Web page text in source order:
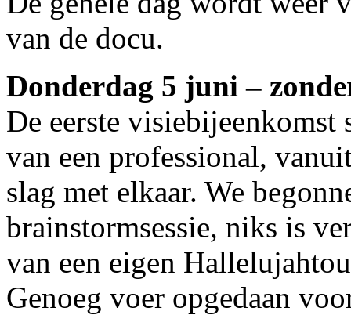
van de docu.
Donderdag 5 juni –
De eerste visiebijeenkomst
van een professional,
slag met elkaar. We
brainstormsessie, niks is
van een eigen
Genoeg voer opgedaan